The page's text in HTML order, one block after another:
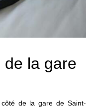
de la gare
de la gare de Saint-